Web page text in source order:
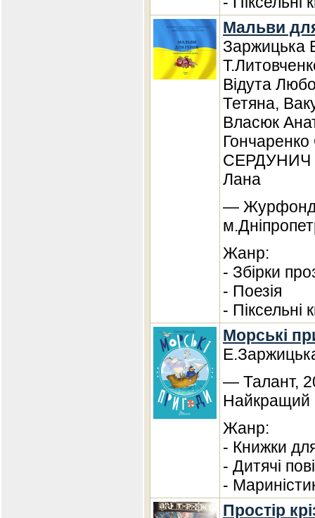
Мальви
Заржицька
Відута
Тетяна,
Власюк
СЕРДУНИЧ
Лана
—
Жанр:
- Збірки
- Поезія
- Піксельні
Морські
— Талант,
Найкращий
Жанр:
- Книжки
- Дитячі
-
Простір